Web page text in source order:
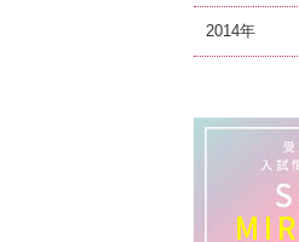
2014